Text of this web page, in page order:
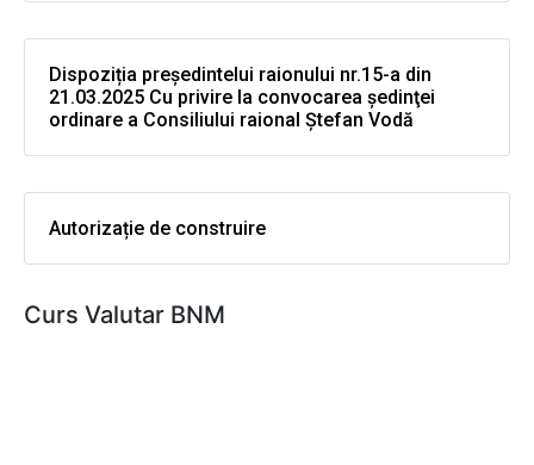
Dispoziția președintelui raionului nr.15-a din
21.03.2025 Cu privire la convocarea şedinţei
ordinare a Consiliului raional Ştefan Vodă
Autorizație de construire
Curs Valutar BNM